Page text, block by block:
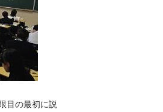
目の最初に説